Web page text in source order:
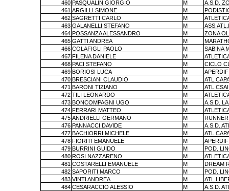
460 PASQUALIN GIORGIO M
A.S.D.
461 ARGILLI SIMONE M
462 SAGRETTI CARLO M
463 GALANELLI STEFANO M
464 POSSANZA ALESSANDRO M
ZONA
465 GATTI ANDREA M
466 COLAFIGLI PAOLO M
SABINA
467 FILENA DANIELE M
468 PACI STEFANO M
CICLO
469 BORIOSI LUCA M
470 BRESCIANI CLAUDIO M
471 BARONI TIZIANO M
472 TILI LEONARDO M
473 BONCOMPAGNI UGO M
A.S.D.
474 FERRARI MATTEO M
475 ANDRIELLI GERMANO M
476 PANNACCI DAVIDE M
A.S.D.
477 BACHIORRI MICHELE M
478 FIORITI EMANUELE M
479 BURRINI GUIDO M
POD.
480 ROSI NAZZARENO M
481 COSTARELLI EMANUELE M
DREAM
482 SAPORITI MARCO M
POD.
483 VINTI ANDREA M
484 CESARACCIO ALESSIO M
A.S.D.